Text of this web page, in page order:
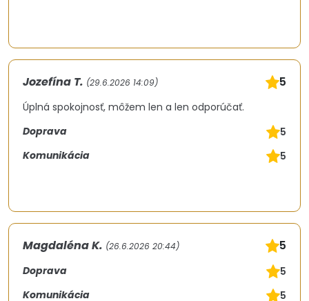
Jozefína T. (29.6.2026 14:09) 5
Úplná spokojnosť, môžem len a len odporúčať.
Doprava
5
Komunikácia
5
Magdaléna K. (26.6.2026 20:44) 5
Doprava
5
Komunikácia
5